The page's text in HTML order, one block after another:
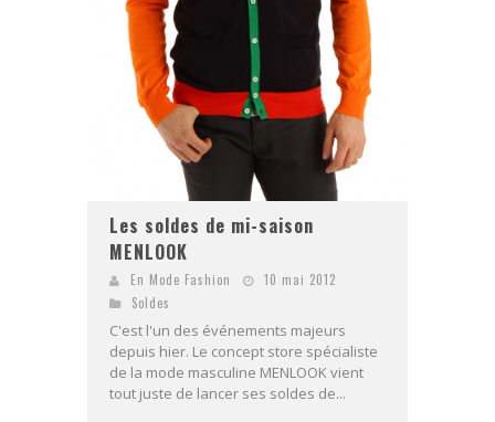
Les soldes de mi-saison
MENLOOK
En Mode Fashion
10 mai 2012
Soldes
C'est l'un des événements majeurs
depuis hier. Le concept store spécialiste
de la mode masculine MENLOOK vient
tout juste de lancer ses soldes de...